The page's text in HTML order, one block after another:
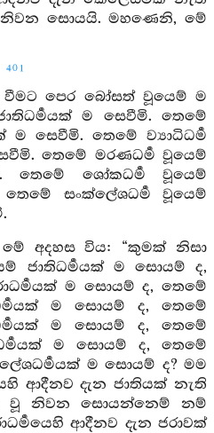
සොයයි. මහණෙනි, මේ
401
වීමට පෙර බෝසත් වූයෙම් ම
ම සෙවීමි. තෙමේ
ම සෙවීමි. තෙමේ ව්‍යාධිධර්‍ම
තෙමේ මරණධර්‍ම වූයෙම්
තෙමේ ශෝකධර්‍ම වූයෙම්
සංක්ලේශධර්‍ම වූයෙම්
අදහස විය: “කුමක් නිසා
ජාතිධර්‍මයක් ම සොයම් ද,
ම සොයම් ද, තෙමේ
ම සොයම් ද, තෙමේ
ම සොයම් ද, තෙමේ
ම සොයම් ද, තෙමේ
ම සොයම් ද? මම
ආදීනව දැන ජාතියක් නැති
වූ නිවන සොයන්නෙම් නම්
ආදීනව දැන ජරාවක්